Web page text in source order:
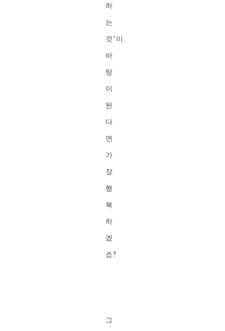
하
는
것'이
바
탕
이
된
다
면
가
장
행
복
하
겠
죠?
그